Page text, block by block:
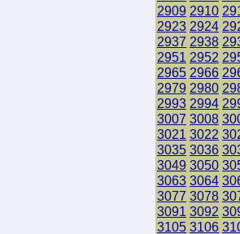
2909 2910
2923 2924
2937 2938
2951 2952
2965 2966
2979 2980
2993 2994
3007 3008
3021 3022
3035 3036
3049 3050
3063 3064
3077 3078
3091 3092
3105 3106